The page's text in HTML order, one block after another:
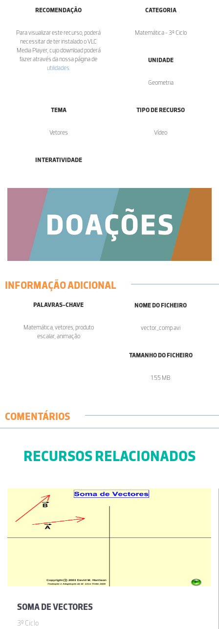
RECOMENDAÇÃO
Para visualizar este recurso, poderá
necessitar de ter instalado o VLC
Media Player, cujo download poderá
fazer através da nossa página de
utilidades.
CATEGORIA
Matemática - 3º Ciclo
UNIDADE
Geometria
TEMA
Vetores
TIPO DE RECURSO
Vídeo
INTERATIVIDADE
INFORMAÇÃO ADICIONAL
PALAVRAS-CHAVE
Matemática, vetores, produto
escalar, animação
NOME DO FICHEIRO
vector_comp.avi
TAMANHO DO FICHEIRO
1.55 MB
COMENTÁRIOS
RECURSOS RELACIONADOS
SOMA DE VECTORES
3º Ciclo